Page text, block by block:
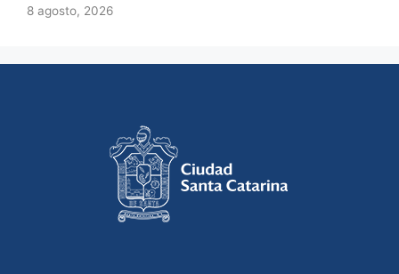
8 agosto, 2026